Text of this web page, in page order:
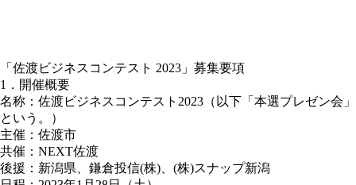
「佐渡ビジネスコンテスト 2023」募集要項
1．開催概要
名称：佐渡ビジネスコンテスト2023（以下「本選プレゼン会」
という。）
主催：佐渡市
共催：NEXT佐渡
後援：新潟県、鎌倉投信(株)、(株)スナップ新潟